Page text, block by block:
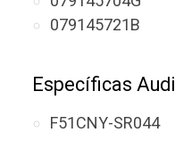
079145721B
Específicas Audi
F51CNY-SR044